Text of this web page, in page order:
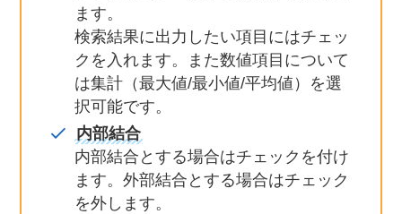
ます。
検索結果に出力したい項目にはチェッ
クを入れます。また数値項目について
は集計（最大値/最小値/平均値）を選
択可能です。
内部結合
内部結合とする場合はチェックを付け
ます。外部結合とする場合はチェック
を外します。